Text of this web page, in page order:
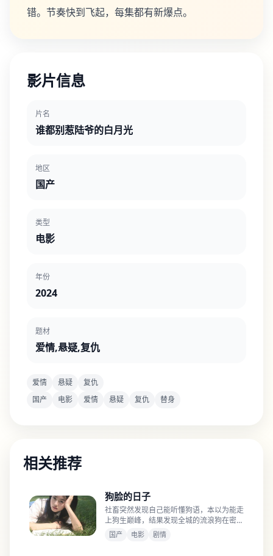
错。节奏快到飞起，每集都有新爆点。
影片信息
片名
谁都别惹陆爷的白月光
地区
国产
类型
电影
年份
2024
题材
爱情,悬疑,复仇
爱情 悬疑
复仇
国产
电影 爱情 悬疑 复仇 替身
相关推荐
狗脸的日子
社畜突然发现自己能听懂狗语，本以为能走
上狗生巅峰，结果发现全城的流浪狗在密谋
一场针对人类的恐怖袭击。
国产 电影 剧情